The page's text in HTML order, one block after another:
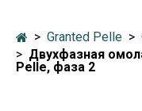
Granted Pelle
Двухфазная
Pelle, фаза 2